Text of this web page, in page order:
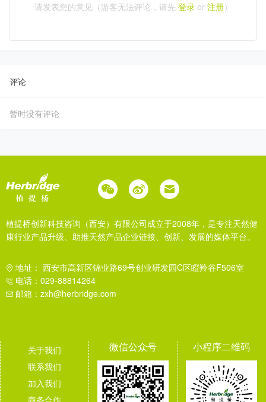
请发表您的意见（游客无法评论，请先 登录or 注册）
评论
暂时没有评论
植提桥创新科技咨询（西安）有限公司成立于2008年，是专注天然健
康行业产品升级、助推天然产品企业链接、创新、发展的媒体平台。
地址： 西安市高新区锦业路69号创业研发园C区瞪羚谷F506室
电话：029-88814264
邮箱：zxh@herbridge.com
关于我们
联系我们
加入我们
微信公众号 小程序二维码